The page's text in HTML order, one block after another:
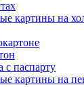
картины на
с паспарту
картины на